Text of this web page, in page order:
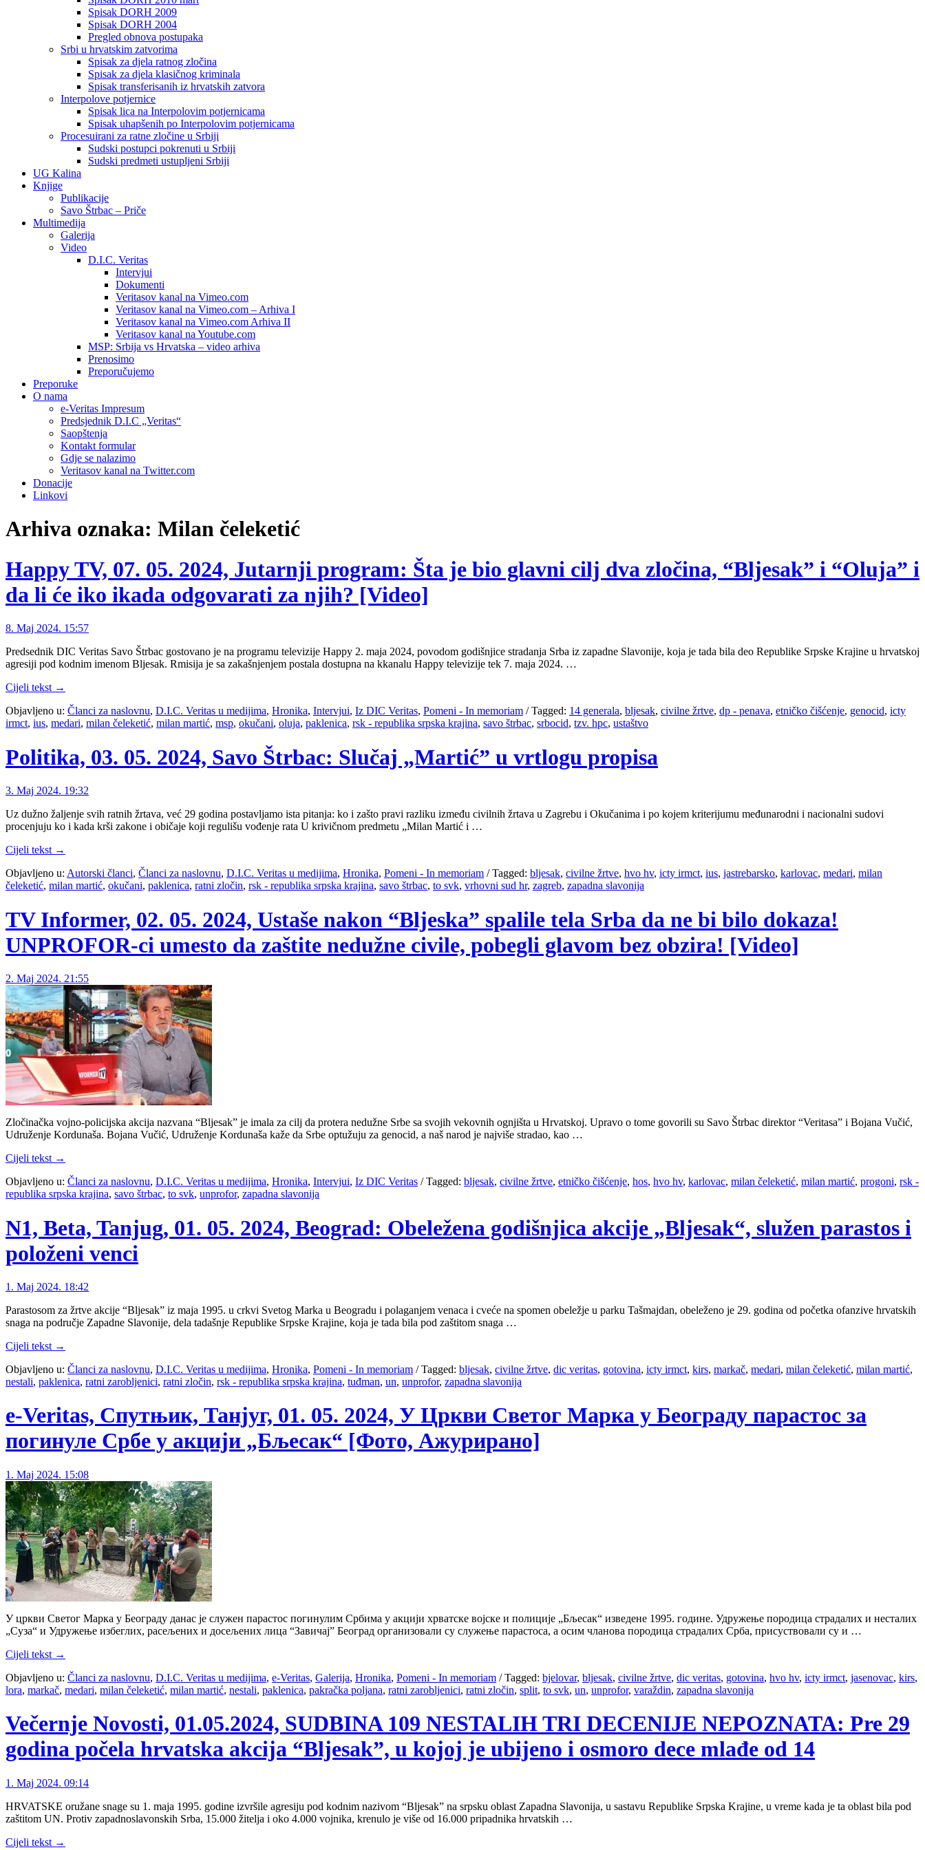
Spisak DORH 2009
Spisak DORH 2004
Pregled obnova postupaka
Srbi u hrvatskim zatvorima
Spisak za djela ratnog zločina
Spisak za djela klasičnog kriminala
Spisak transferisanih iz hrvatskih zatvora
Interpolove potjernice
Spisak lica na Interpolovim potjernicama
Spisak uhapšenih po Interpolovim potjernicama
Procesuirani za ratne zločine u Srbiji
Sudski postupci pokrenuti u Srbiji
Sudski predmeti ustupljeni Srbiji
UG Kalina
Knjige
Publikacije
Savo Štrbac – Priče
Multimedija
Galerija
Video
D.I.C. Veritas
Intervjui
Dokumenti
Veritasov kanal na Vimeo.com
Veritasov kanal na Vimeo.com – Arhiva I
Veritasov kanal na Vimeo.com Arhiva II
Veritasov kanal na Youtube.com
MSP: Srbija vs Hrvatska – video arhiva
Prenosimo
Preporučujemo
Preporuke
O nama
e-Veritas Impresum
Predsjednik D.I.C „Veritas“
Saopštenja
Kontakt formular
Gdje se nalazimo
Veritasov kanal na Twitter.com
Donacije
Linkovi
Arhiva oznaka: Milan čeleketić
Happy TV, 07. 05. 2024, Jutarnji program: Šta je bio glavni cilj dva zločina, “Bljesak” i “Oluja” i
da li će iko ikada odgovarati za njih? [Video]
8. Maj 2024. 15:57
Predsednik DIC Veritas Savo Štrbac gostovano je na programu televizije Happy 2. maja 2024, povodom godišnjice stradanja Srba iz zapadne Slavonije, koja je tada bila deo Republike Srpske Krajine u hrvatskoj
agresiji pod kodnim imenom Bljesak. Rmisija je sa zakašnjenjem postala dostupna na kkanalu Happy televizije tek 7. maja 2024. …
Cijeli tekst →
Objavljeno u: Članci za naslovnu, D.I.C. Veritas u medijima, Hronika, Intervjui, Iz DIC Veritas, Pomeni - In memoriam /Tagged: 14 generala, bljesak, civilne žrtve, dp - penava, etničko čišćenje, genocid, icty
irmct, ius, medari, milan čeleketić, milan martić, msp, okučani, oluja, paklenica, rsk - republika srpska krajina, savo štrbac, srbocid, tzv. hpc, ustaštvo
Politika, 03. 05. 2024, Savo Štrbac: Slučaj „Martić” u vrtlogu propisa
3. Maj 2024. 19:32
Uz dužno žaljenje svih ratnih žrtava, već 29 godina postavljamo ista pitanja: ko i zašto pravi razliku između civilnih žrtava u Zagrebu i Okučanima i po kojem kriterijumu međunarodni i nacionalni sudovi
procenjuju ko i kada krši zakone i običaje koji regulišu vođenje rata U krivičnom predmetu „Milan Martić i …
Cijeli tekst →
Objavljeno u: Autorski članci, Članci za naslovnu, D.I.C. Veritas u medijima, Hronika, Pomeni - In memoriam /Tagged: bljesak, civilne žrtve, hvo hv, icty irmct, ius, jastrebarsko, karlovac, medari, milan
čeleketić, milan martić, okučani, paklenica, ratni zločin, rsk - republika srpska krajina, savo štrbac, to svk, vrhovni sud hr, zagreb, zapadna slavonija
TV Informer, 02. 05. 2024, Ustaše nakon “Bljeska” spalile tela Srba da ne bi bilo dokaza!
UNPROFOR-ci umesto da zaštite nedužne civile, pobegli glavom bez obzira! [Video]
2. Maj 2024. 21:55
Zločinačka vojno-policijska akcija nazvana “Bljesak” je imala za cilj da protera nedužne Srbe sa svojih vekovnih ognjišta u Hrvatskoj. Upravo o tome govorili su Savo Štrbac direktor “Veritasa” i Bojana Vučić,
Udruženje Kordunaša. Bojana Vučić, Udruženje Kordunaša kaže da Srbe optužuju za genocid, a naš narod je najviše stradao, kao …
Cijeli tekst →
Objavljeno u: Članci za naslovnu, D.I.C. Veritas u medijima, Hronika, Intervjui, Iz DIC Veritas /Tagged: bljesak, civilne žrtve, etničko čišćenje, hos, hvo hv, karlovac, milan čeleketić, milan martić, progoni, rsk -
republika srpska krajina, savo štrbac, to svk, unprofor, zapadna slavonija
N1, Beta, Tanjug, 01. 05. 2024, Beograd: Obeležena godišnjica akcije „Bljesak“, služen parastos i
položeni venci
1. Maj 2024. 18:42
Parastosom za žrtve akcije “Bljesak” iz maja 1995. u crkvi Svetog Marka u Beogradu i polaganjem venaca i cveće na spomen obeležje u parku Tašmajdan, obeleženo je 29. godina od početka ofanzive hrvatskih
snaga na područje Zapadne Slavonije, dela tadašnje Republike Srpske Krajine, koja je tada bila pod zaštitom snaga …
Cijeli tekst →
Objavljeno u: Članci za naslovnu, D.I.C. Veritas u medijima, Hronika, Pomeni - In memoriam /Tagged: bljesak, civilne žrtve, dic veritas, gotovina, icty irmct, kirs, markač, medari, milan čeleketić, milan martić,
nestali, paklenica, ratni zarobljenici, ratni zločin, rsk - republika srpska krajina, tuđman, un, unprofor, zapadna slavonija
e-Veritas, Спутњик, Танјуг, 01. 05. 2024, У Цркви Светог Марка у Београду парастос за
погинуле Србе у акцији „Бљесак“ [Фото, Ажурирано]
1. Maj 2024. 15:08
У цркви Светог Марка у Београду данас је служен парастос погинулим Србима у акцији хрватске војске и полиције „Бљесак“ изведене 1995. године. Удружење породица страдалих и несталих
„Суза“ и Удружење избеглих, расељених и досељених лица “Завичај” Београд организовали су служење парастоса, а осим чланова породица страдалих Срба, присуствовали су и …
Cijeli tekst →
Objavljeno u: Članci za naslovnu, D.I.C. Veritas u medijima, e-Veritas, Galerija, Hronika, Pomeni - In memoriam /Tagged: bjelovar, bljesak, civilne žrtve, dic veritas, gotovina, hvo hv, icty irmct, jasenovac, kirs,
lora, markač, medari, milan čeleketić, milan martić, nestali, paklenica, pakračka poljana, ratni zarobljenici, ratni zločin, split, to svk, un, unprofor, varaždin, zapadna slavonija
Večernje Novosti, 01.05.2024, SUDBINA 109 NESTALIH TRI DECENIJE NEPOZNATA: Pre 29
godina počela hrvatska akcija “Bljesak”, u kojoj je ubijeno i osmoro dece mlađe od 14
1. Maj 2024. 09:14
HRVATSKE oružane snage su 1. maja 1995. godine izvršile agresiju pod kodnim nazivom “Bljesak” na srpsku oblast Zapadna Slavonija, u sastavu Republike Srpska Krajine, u vreme kada je ta oblast bila pod
zaštitom UN. Protiv zapadnoslavonskih Srba, 15.000 žitelja i oko 4.000 vojnika, krenulo je više od 16.000 pripadnika hrvatskih …
Cijeli tekst →